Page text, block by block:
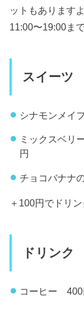
ットもありますよ
11:00〜19:00ま
スイーツ
シナモンメイ
ミックスベリ
円
チョコバナナ
＋100円でドリ
ドリンク
コーヒー 400